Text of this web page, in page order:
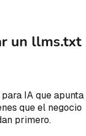
un llms.txt
IA que apunta
que el negocio
primero.